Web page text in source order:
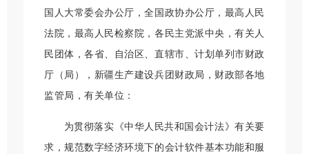
国人大常委会办公厅，全国政协办公厅，最高人民
法院，最高人民检察院，各民主党派中央，有关人
民团体，各省、自治区、直辖市、计划单列市财政
厅（局），新疆生产建设兵团财政局，财政部各地
监管局，有关单位：
为贯彻落实《中华人民共和国会计法》有关要
求，规范数字经济环境下的会计软件基本功能和服